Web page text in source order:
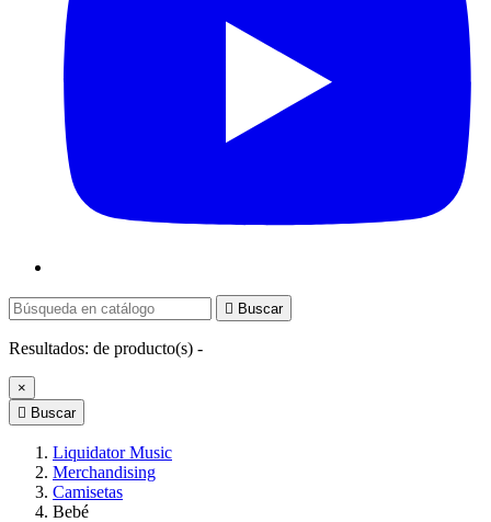
 Buscar
Resultados: de producto(s) -
×
 Buscar
Liquidator Music
Merchandising
Camisetas
Bebé